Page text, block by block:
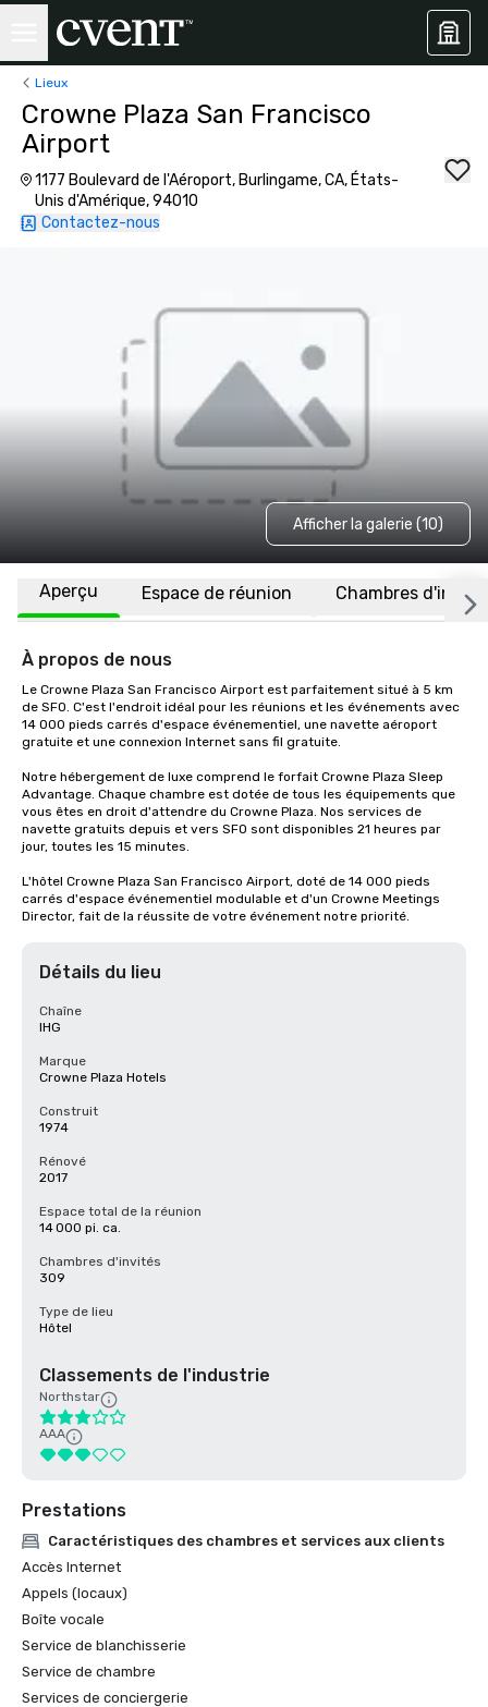
Lieux
Crowne Plaza San Francisco
Airport
1177 Boulevard de l'Aéroport, Burlingame, CA, États-
Unis d'Amérique, 94010
Contactez-nous
Afficher la galerie (10)
Aperçu Espace de réunion Chambres
À propos de nous
Le Crowne Plaza San Francisco Airport est parfaitement situé à 5 km
de SFO. C'est l'endroit idéal pour les réunions et les événements avec
14 000 pieds carrés d'espace événementiel, une navette aéroport
gratuite et une connexion Internet sans fil gratuite.
Notre hébergement de luxe comprend le forfait Crowne Plaza Sleep
Advantage. Chaque chambre est dotée de tous les équipements que
vous êtes en droit d'attendre du Crowne Plaza. Nos services de
navette gratuits depuis et vers SFO sont disponibles 21 heures par
jour, toutes les 15 minutes.
L'hôtel Crowne Plaza San Francisco Airport, doté de 14 000 pieds
carrés d'espace événementiel modulable et d'un Crowne Meetings
Director, fait de la réussite de votre événement notre priorité.
Détails du lieu
Chaîne
IHG
Marque
Crowne Plaza Hotels
Construit
1974
Rénové
2017
Espace total de la réunion
14 000 pi. ca.
Chambres d'invités
309
Type de lieu
Hôtel
Classements de l'industrie
Northstar
AAA
Prestations
Caractéristiques des chambres et services aux clients
Accès Internet
Appels (locaux)
Boîte vocale
Service de blanchisserie
Service de chambre
Services de conciergerie